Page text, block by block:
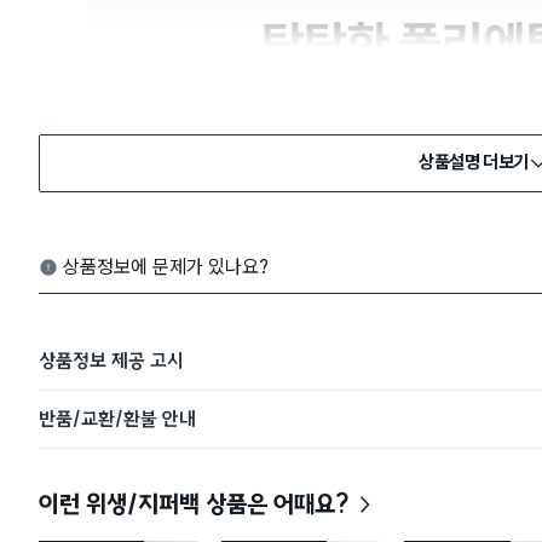
상품설명 더보기
상품정보에 문제가 있나요?
상품정보 제공 고시
반품/교환/환불 안내
이런 위생/지퍼백 상품은 어때요?